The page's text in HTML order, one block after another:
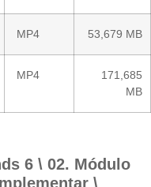
MP4 53,679 MB
MP4
171,685
MB
6 \ 02. Módulo
\